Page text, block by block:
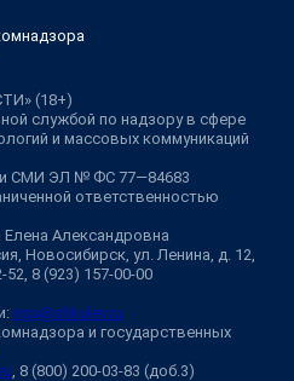
(18+)
службой по надзору в сфере
и массовых коммуникаций
СМИ ЭЛ № ФС 77—84683
ответственностью
Александровна
Новосибирск, ул. Ленина, д. 12,
8 (923) 157-00-00
ngs@shkulev.ru
и государственных
, 8 (800) 200-03-83 (доб.3)